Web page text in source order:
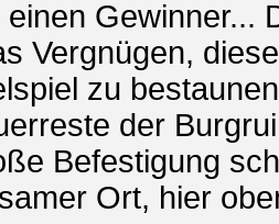
einen Gewinner...
Vergnügen,
zu
der
Befestigung
Ort, hier